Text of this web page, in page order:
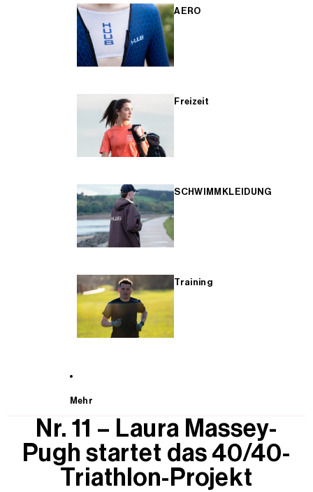
AERO
Freizeit
SCHWIMMKLEIDUNG
Training
Mehr
Nr. 11 – Laura Massey-
Pugh startet das 40/40-
Triathlon-Projekt